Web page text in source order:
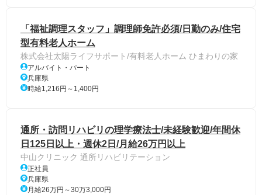
「福祉調理スタッフ」調理師免許必須/日勤のみ/住宅
型有料老人ホーム
株式会社太陽ライフサポート/有料老人ホーム ひまわりの家
アルバイト・パート
兵庫県
時給1,216円～1,400円
通所・訪問リハビリの理学療法士/未経験歓迎/年間休
日125日以上・週休2日/月給26万円以上
中山クリニック 通所リハビリテーション
正社員
兵庫県
月給26万円～30万3,000円